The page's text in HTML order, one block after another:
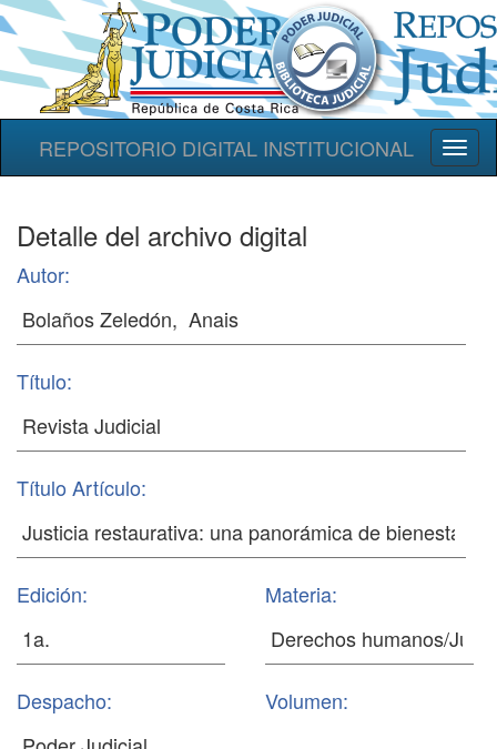
REPOSITORIO DIGITAL INSTITUCIONAL
Detalle del archivo digital
Autor:
Título:
Título Artículo:
Edición: Materia:
Despacho: Volumen: